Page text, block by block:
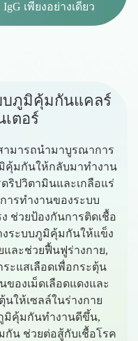
เพียงอย่างเดียว
บภูมิคุ้มกันแคลร์
เตอร์
ามารถนำมาบูรณาการ
คุ้มกันให้กลับมาทำงาน
ริปวิตามินและเกลือแร่
ารทำงานของระบบ
ช่วยป้องกันการติดเชื้อ
งระบบภูมิคุ้มกันให้แข็ง
และช่วยฟื้นฟูร่างกาย,
ระแสเลือดเพื่อกระตุ้น
องเม็ดเลือดแดงและ
นให้เซลล์ในร่างกาย
มิคุ้มกันทำงานดีขึ้น,
กัน ช่วยต่อสู้กับเชื้อโรค